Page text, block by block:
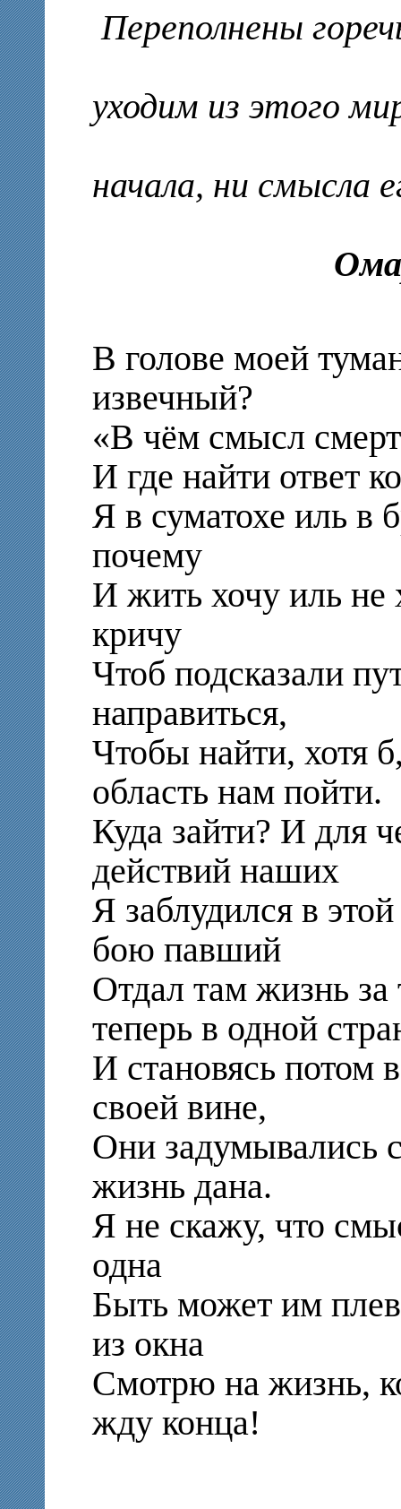
Переполнены
уходим из этого
начала, ни смысла
В голове моей
извечный?
«В чём смысл
И где найти ответ
Я в суматохе иль в
почему
И жить хочу иль не
кричу
Чтоб подсказали
направиться,
Чтобы найти, хотя
область нам пойти.
Куда зайти? И для
действий наших
Я заблудился в
бою павший
Отдал там жизнь за
теперь в одной
И становясь потом
своей вине,
Они задумывались
жизнь дана.
Я не скажу, что
одна
Быть может им
из окна
Смотрю на жизнь,
жду конца!